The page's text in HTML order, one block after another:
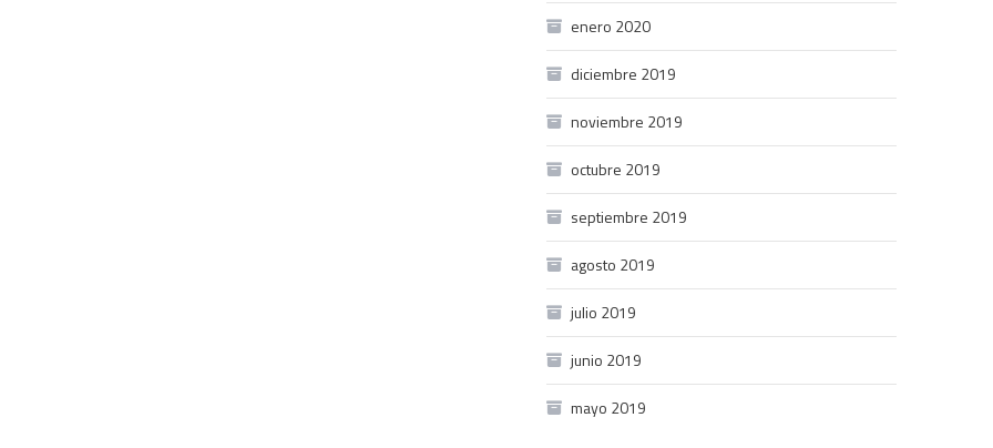
enero 2020
diciembre 2019
noviembre 2019
octubre 2019
septiembre 2019
agosto 2019
julio 2019
junio 2019
mayo 2019